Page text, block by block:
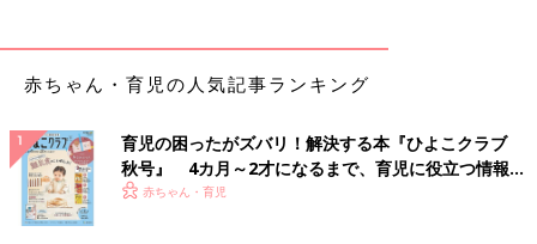
赤ちゃん・育児の人気記事ランキング
育児の困ったがズバリ！解決する本『ひよこクラブ
秋号』 4カ月～2才になるまで、育児に役立つ情報が
いっぱい！
赤ちゃん・育児